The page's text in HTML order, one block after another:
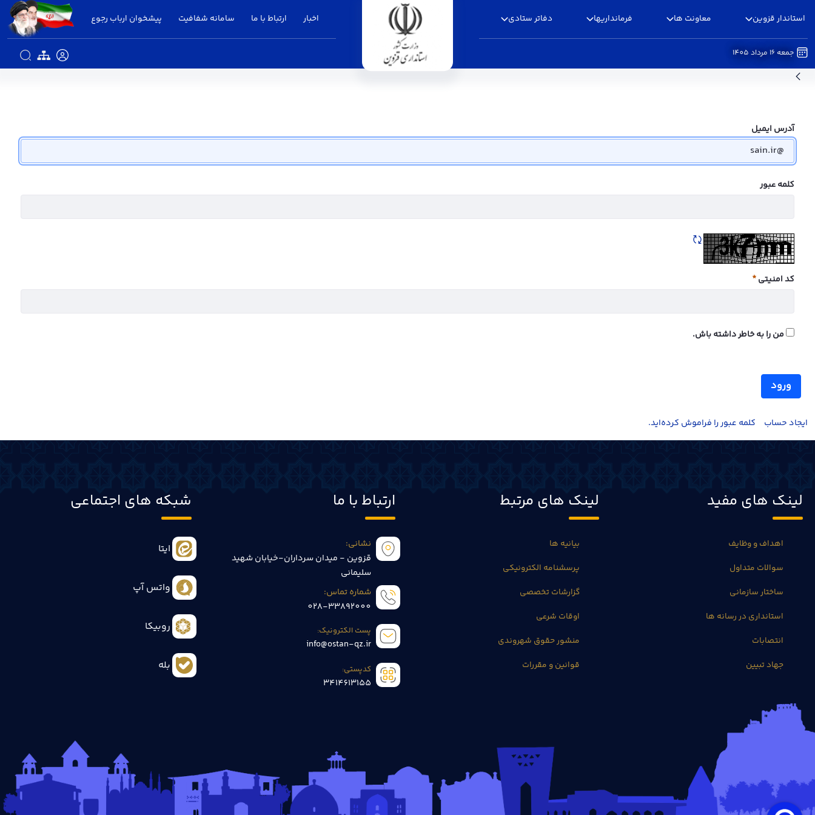
استاندار قزوین معاونت ها فرمانداریها دفاتر ستادی اخبار ارتباط با ما سامانه شفافیت پیشخوان ارباب رجوع
جمعه 16 مرداد 1405
پرسشنامه الکترونیکی - استانداری قزوین
آدرس ایمیل
کلمه عبور
کد امنیتی
ضروری
من را به خاطر داشته باش.
ورود
ايجاد حساب کلمه عبور را فراموش کرده‌اید.
لینک های مفید
اهداف و وظایف
سوالات متداول
ساختار سازمانی
استانداری در رسانه ها
انتصابات
جهاد تبیین
لینک های مرتبط
بیانیه ها
پرسشنامه الکترونیکی
گزارشات تخصصی
اوقات شرعی
منشور حقوق شهروندی
قوانین و مقررات
ارتباط با ما
نشانی:
قزوین - میدان سرداران-خیابان شهید
سلیمانی
شماره تماس:
028-33892000
پست الکترونیک:
info@ostan-qz.ir
کدپستی:
3414613155
شبکه های اجتماعی
ایتا
واتس آپ
روبیکا
بله